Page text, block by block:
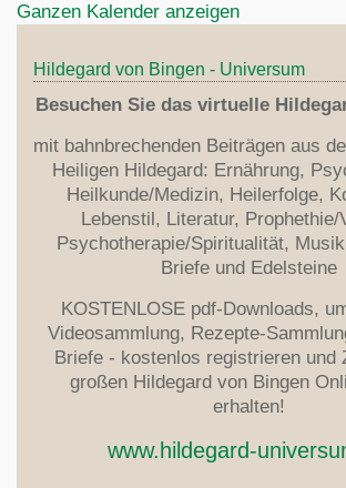
7 Planeten
Heilung
Erdkugel
Apotheose
Zweite Vision
Sieben Gaben
Heilkunde
Hildegard's Werke
Weitere Literatur
Ernährung
Literaturverzeichnis
Stiftung
Förderkreis
Anmeldung
Dr.Wighard Strehlow
Kontakt / Anfahrt
Ganzen Kalender anzeigen
Hildegard von Bingen - Universum
Besuchen Sie das virtuelle
mit bahnbrechenden Beiträgen aus
Heiligen Hildegard: Ernährung,
Heilkunde/Medizin, Heilerfolge,
Lebenstil, Literatur, Prophethie/
Psychotherapie/Spiritualität,
Briefe und Edelsteine
KOSTENLOSE pdf-Downloads,
Videosammlung, Rezepte-
Briefe - kostenlos registrieren und
großen Hildegard von Bingen
erhalten!
www.hildegard-